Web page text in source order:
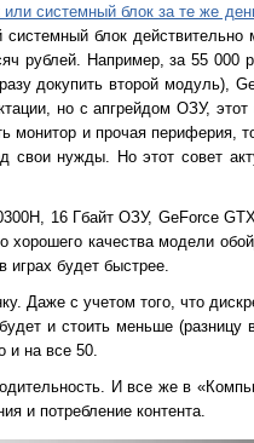
системный блок за те же
блок действительно
рублей. Например, за 55 000
докупить второй модуль),
но с апгрейдом ОЗУ,
монитор и прочая периферия,
свои нужды. Но этот совет
16 Гбайт ОЗУ, GeForce
хорошего качества модели
в играх будет быстрее.
Даже с учетом того, что
и стоить меньше (разницу
и на все 50.
И все же в
и потребление контента.